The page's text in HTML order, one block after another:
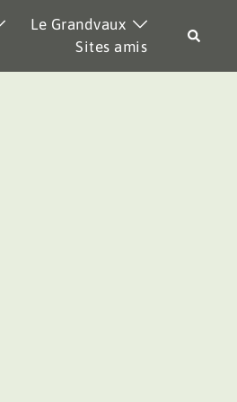
Le Grandvaux
Sites amis